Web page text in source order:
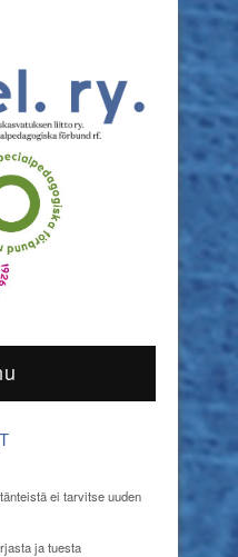
ei tarvitse uuden
ja tuesta